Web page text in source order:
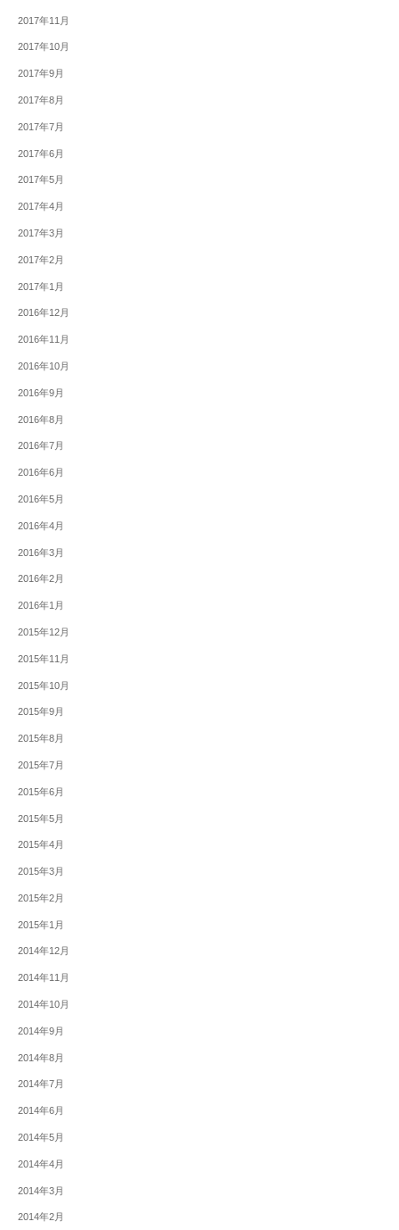
2017年11月
2017年10月
2017年9月
2017年8月
2017年7月
2017年6月
2017年5月
2017年4月
2017年3月
2017年2月
2017年1月
2016年12月
2016年11月
2016年10月
2016年9月
2016年8月
2016年7月
2016年6月
2016年5月
2016年4月
2016年3月
2016年2月
2016年1月
2015年12月
2015年11月
2015年10月
2015年9月
2015年8月
2015年7月
2015年6月
2015年5月
2015年4月
2015年3月
2015年2月
2015年1月
2014年12月
2014年11月
2014年10月
2014年9月
2014年8月
2014年7月
2014年6月
2014年5月
2014年4月
2014年3月
2014年2月